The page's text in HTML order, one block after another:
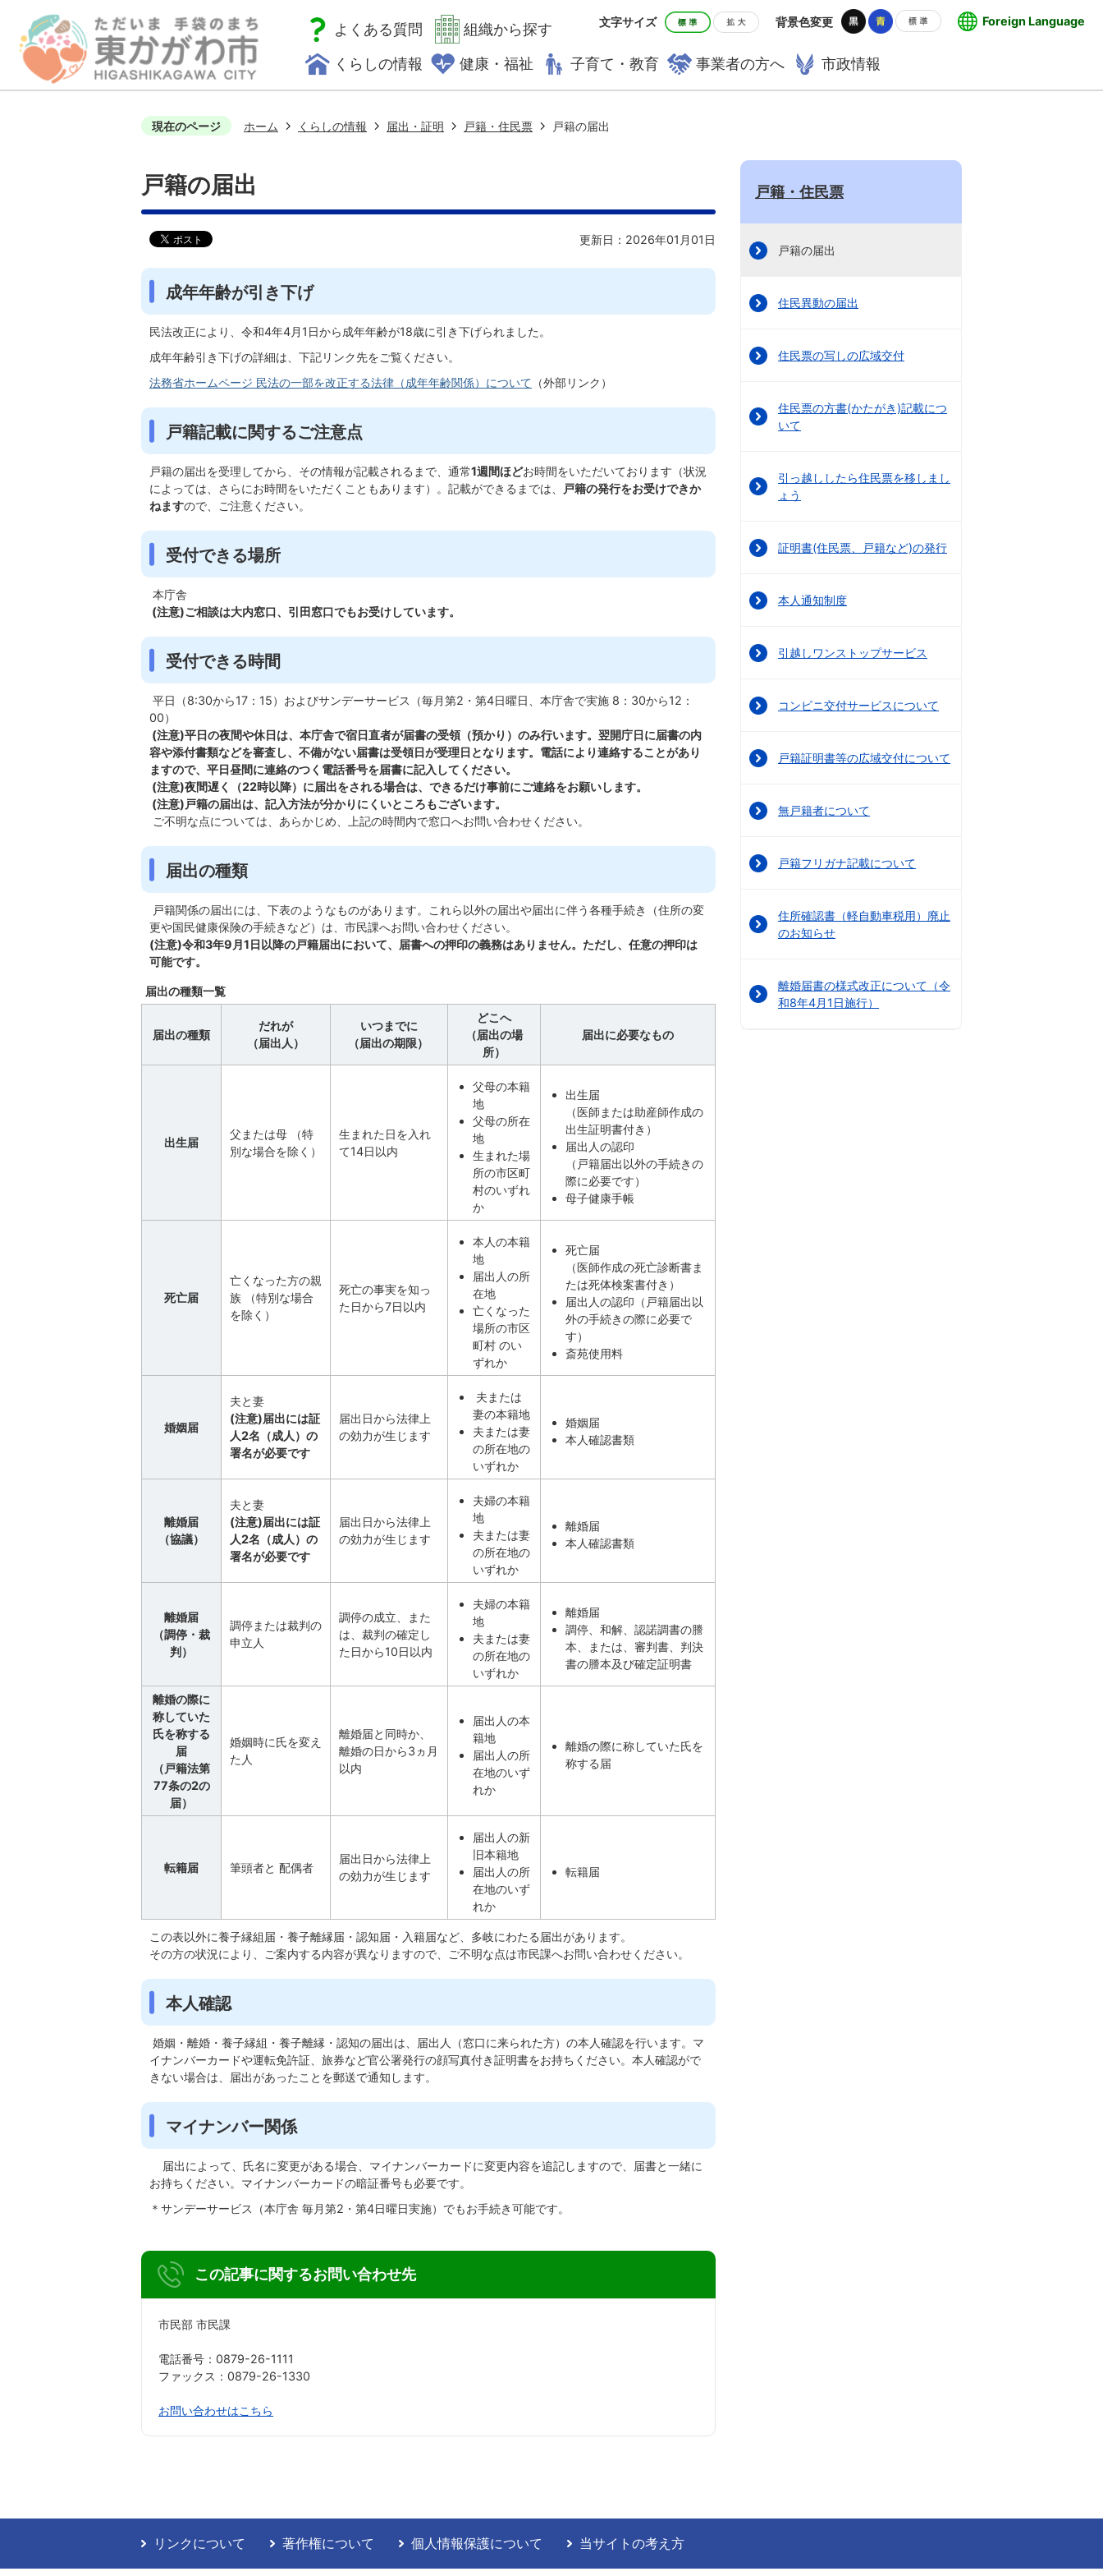
文字サイズ 背景色変更 Foreign Language
よくある質問
組織から探す
くらしの情報
健康・福祉 子育て・教育 事業者の方へ 市政情報
現在のページ ホーム くらしの情報 届出・証明 戸籍・住民票 戸籍の届出
戸籍の届出
更新日：2026年01月01日
成年年齢が引き下げ
民法改正により、令和4年4月1日から成年年齢が18歳に引き下げられました。
成年年齢引き下げの詳細は、下記リンク先をご覧ください。
法務省ホームページ 民法の一部を改正する法律（成年年齢関係）について （外部リンク）
戸籍記載に関するご注意点
戸籍の届出を受理してから、その情報が記載されるまで、通常1週間ほどお時間をいただいております（状況
によっては、さらにお時間をいただくこともあります）。記載ができるまでは、
戸籍の発行をお受けできか
ねますので、ご注意ください。
受付できる場所
本庁舎
(注意)ご相談は大内窓口、引田窓口でもお受けしています。
受付できる時間
平日（8:30から17：15）およびサンデーサービス（毎月第2・第4日曜日、本庁舎で実施 8：30から12：
00）
(注意)平日の夜間や休日は、本庁舎で宿日直者が届書の受領（預かり）のみ行います。翌開庁日に届書の内
容や添付書類などを審査し、不備がない届書は受領日が受理日となります。電話により連絡することがあり
ますので、平日昼間に連絡のつく電話番号を届書に記入してください。
(注意)夜間遅く（22時以降）に届出をされる場合は、できるだけ事前にご連絡をお願いします。
(注意)戸籍の届出は、記入方法が分かりにくいところもございます。
ご不明な点については、あらかじめ、上記の時間内で窓口へお問い合わせください。
届出の種類
戸籍関係の届出には、下表のようなものがあります。これら以外の届出や届出に伴う各種手続き（住所の変
更や国民健康保険の手続きなど）は、市民課へお問い合わせください。
(注意)令和3年9月1日以降の戸籍届出において、届書への押印の義務はありません。ただし、任意の押印は
可能です。
届出の種類一覧
届出の種類
だれが
（届出人）
いつまでに
（届出の期限）
どこへ
（届出の場
所）
届出に必要なもの
出生届
父または母 （特
別な場合を除く）
生まれた日を入れ
て14日以内
父母の本籍
地
父母の所在
地
生まれた場
所の市区町
村のいずれ
か
出生届
（医師または助産師作成の
出生証明書付き）
届出人の認印
（戸籍届出以外の手続きの
際に必要です）
母子健康手帳
死亡届
亡くなった方の親
族 （特別な場合
を除く）
死亡の事実を知っ
た日から7日以内
本人の本籍
地
届出人の所
在地
亡くなった
場所の市区
町村 のい
ずれか
死亡届
（医師作成の死亡診断書ま
たは死体検案書付き）
届出人の認印（戸籍届出以
外の手続きの際に必要で
す）
斎苑使用料
婚姻届
夫と妻
(注意)届出には証
人2名（成人）の
署名が必要です
届出日から法律上
の効力が生じます
夫または
妻の本籍地
夫または妻
の所在地の
いずれか
婚姻届
本人確認書類
離婚届
（協議）
夫と妻
(注意)届出には証
人2名（成人）の
署名が必要です
届出日から法律上
の効力が生じます
夫婦の本籍
地
夫または妻
の所在地の
いずれか
離婚届
本人確認書類
離婚届
（調停・裁
判）
調停または裁判の
申立人
調停の成立、また
は、裁判の確定し
た日から10日以内
夫婦の本籍
地
夫または妻
の所在地の
いずれか
離婚届
調停、和解、認諾調書の謄
本、または、審判書、判決
書の謄本及び確定証明書
離婚の際に
称していた
氏を称する
届
（戸籍法第
77条の2の
届）
婚姻時に氏を変え
た人
離婚届と同時か、
離婚の日から3ヵ月
以内
届出人の本
籍地
届出人の所
在地のいず
れか
離婚の際に称していた氏を
称する届
転籍届 筆頭者と 配偶者
届出日から法律上
の効力が生じます
届出人の新
旧本籍地
届出人の所
在地のいず
れか
転籍届
この表以外に養子縁組届・養子離縁届・認知届・入籍届など、多岐にわたる届出があります。
その方の状況により、ご案内する内容が異なりますので、ご不明な点は市民課へお問い合わせください。
本人確認
婚姻・離婚・養子縁組・養子離縁・認知の届出は、届出人（窓口に来られた方）の本人確認を行います。マ
イナンバーカードや運転免許証、旅券など官公署発行の顔写真付き証明書をお持ちください。本人確認がで
きない場合は、届出があったことを郵送で通知します。
マイナンバー関係
届出によって、氏名に変更がある場合、マイナンバーカードに変更内容を追記しますので、届書と一緒に
お持ちください。マイナンバーカードの暗証番号も必要です。
＊サンデーサービス（本庁舎 毎月第2・第4日曜日実施）でもお手続き可能です。
この記事に関するお問い合わせ先
市民部 市民課
電話番号：0879-26-1111
ファックス：0879-26-1330
お問い合わせはこちら
戸籍・住民票
戸籍の届出
住民異動の届出
住民票の写しの広域交付
住民票の方書(かたがき)記載につ
いて
引っ越ししたら住民票を移しまし
ょう
証明書(住民票、戸籍など)の発行
本人通知制度
引越しワンストップサービス
コンビニ交付サービスについて
戸籍証明書等の広域交付について
無戸籍者について
戸籍フリガナ記載について
住所確認書（軽自動車税用）廃止
のお知らせ
離婚届書の様式改正について（令
和8年4月1日施行）
リンクについて 著作権について 個人情報保護について 当サイトの考え方